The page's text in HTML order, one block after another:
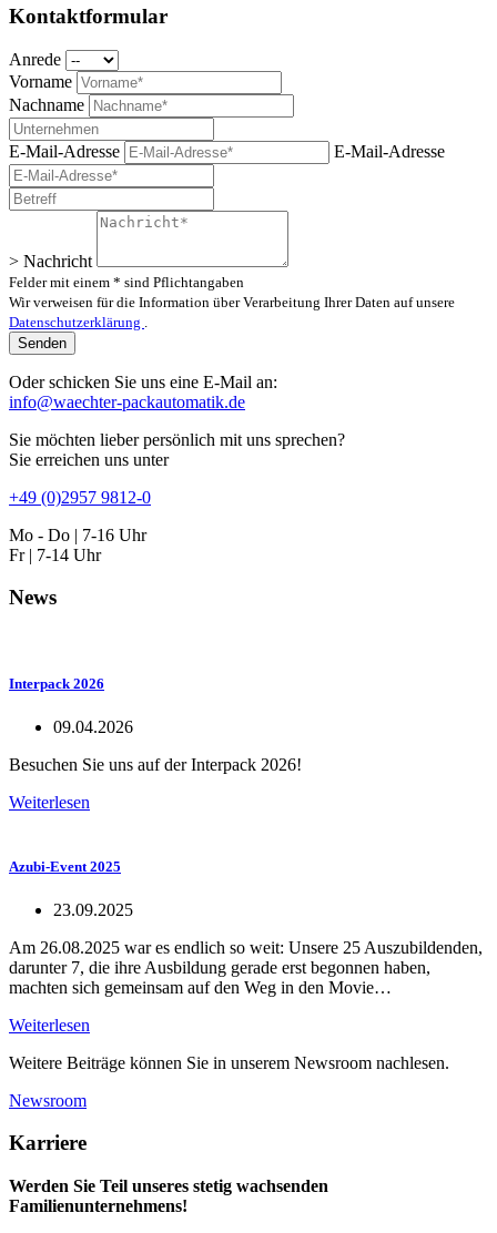
Kontaktformular
Anrede
Vorname
Nachname
E-Mail-Adresse E-Mail-Adresse
> Nachricht
Felder mit einem * sind Pflichtangaben
Wir verweisen für die Information über Verarbeitung Ihrer Daten auf unsere
Datenschutzerklärung
Oder schicken Sie uns eine E-Mail an:
info@waechter-packautomatik.de
Sie möchten lieber persönlich mit uns sprechen?
Sie erreichen uns unter
+49 (0)2957 9812-0
Mo - Do | 7-16 Uhr
Fr | 7-14 Uhr
News
Interpack 2026
09.04.2026
Besuchen Sie uns auf der Interpack 2026!
Weiterlesen
Azubi-Event 2025
23.09.2025
Am 26.08.2025 war es endlich so weit: Unsere 25 Auszubildenden,
darunter 7, die ihre Ausbildung gerade erst begonnen haben,
machten sich gemeinsam auf den Weg in den Movie…
Weiterlesen
Weitere Beiträge können Sie in unserem Newsroom nachlesen.
Newsroom
Karriere
Werden Sie Teil unseres stetig wachsenden
Familienunternehmens!